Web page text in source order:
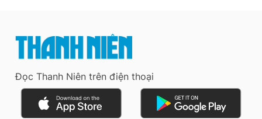
Đọc Thanh Niên trên điện thoại